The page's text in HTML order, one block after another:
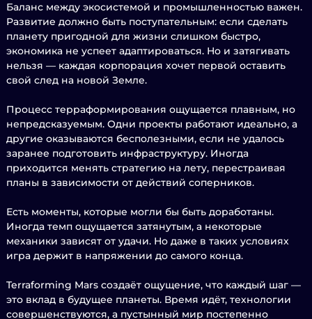
Баланс между экосистемой и промышленностью важен.
Развитие должно быть поступательным: если сделать
планету пригодной для жизни слишком быстро,
экономика не успеет адаптироваться. Но и затягивать
нельзя — каждая корпорация хочет первой оставить
свой след на новой Земле.
Процесс терраформирования ощущается плавным, но
непредсказуемым. Одни проекты работают идеально, а
другие оказываются бесполезными, если не удалось
заранее подготовить инфраструктуру. Иногда
приходится менять стратегию на лету, перестраивая
планы в зависимости от действий соперников.
Есть моменты, которые могли бы быть доработаны.
Иногда темп ощущается затянутым, а некоторые
механики зависят от удачи. Но даже в таких условиях
игра держит в напряжении до самого конца.
Terraforming Mars создаёт ощущение, что каждый шаг —
это вклад в будущее планеты. Время идёт, технологии
совершенствуются, а пустынный мир постепенно